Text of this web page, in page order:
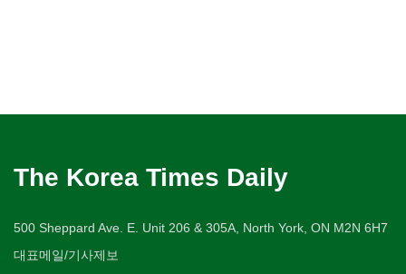
The Korea Times Daily
500 Sheppard Ave. E. Unit 206 & 305A, North York, ON M2N 6H7
대표메일/기사제보